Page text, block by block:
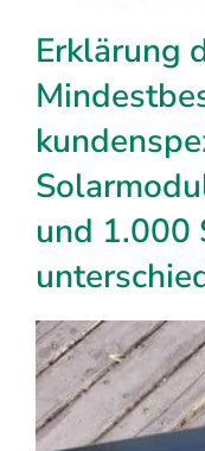
Erklärung
und 1.000